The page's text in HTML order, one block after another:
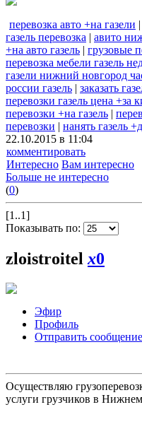
перевозка авто +на газели |
газель перевозка | авито
+на авто газель | грузовые
перевозка мебели газель
газели нижний новгород
россии газель | заказать
перевозки газель цена +за
перевозки +на газель |
перевозки | нанять газель
22.10.2015 в 11:04
комментировать
Интересно Вам интересно
Больше не интересно
(0)
[1..1]
Показывать по:
zloistroitel x0
Эфир
Профиль
Отправить сообщение
Осуществляю
услуги грузчиков в